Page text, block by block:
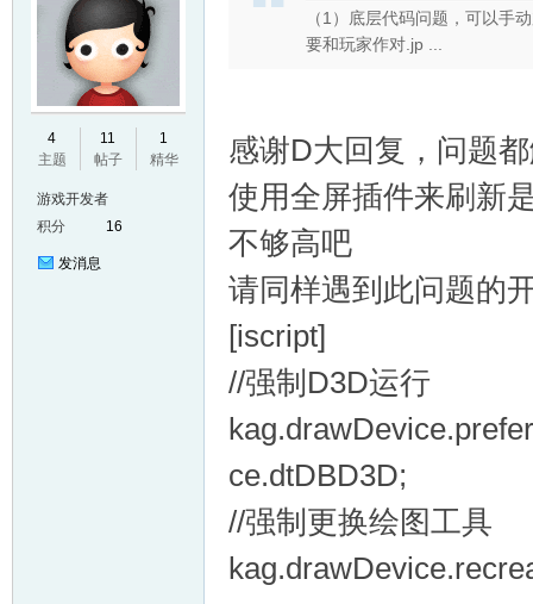
4
主题
11
帖子
1
精华
游戏开发者
积分
16
发消息
（1）底层代码问题，可以手
要和玩家作对.jp ...
感谢D大回复，问题
使用全屏插件来刷新
不够高吧
请同样遇到此问题的
[iscript]
//强制D3D运行
ce.dtDBD3D;
//强制更换绘图工具